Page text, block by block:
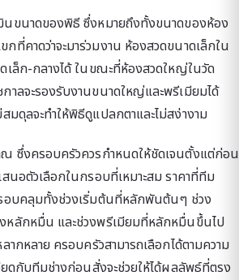
นขนาดของพิธี ซึ่งหมายถึงทั้งขนาดของห้อง
ที่คาดว่าจะมาร่วมงาน ห้องสวดขนาดเล็กใน
เล็ก-กลางได้ ในขณะที่ห้องสวดใหญ่ในวัด
กาลจะรองรับงานขนาดใหญ่และพรีเมียมได้
มดุลจะทำให้พิธีดูแปลกตาและไม่สง่างาม
ซึ่งครอบครัวควรกำหนดให้ชัดเจนตั้งแต่ก่อน
นอตัวเลือกในกรอบที่เหมาะสม ราคาที่ทีม
อบคลุมทั้งช่วงเริ่มต้นที่หลักพันต้นๆ ช่วง
ลักหมื่น และช่วงพรีเมียมที่หลักหมื่นขึ้นไป
ากหลาย ครอบครัวสามารถเลือกได้ตามความ
ยดกับทีมช่างก่อนสั่งจะช่วยให้ได้ผลลัพธ์ที่ตรง